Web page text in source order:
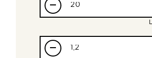
–
–